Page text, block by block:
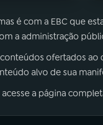
é com a EBC que
a administração
ofertados ao
alvo de sua
a página